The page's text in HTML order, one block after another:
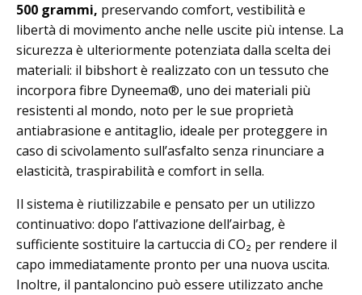
500 grammi, preservando comfort, vestibilità e
libertà di movimento anche nelle uscite più intense. La
sicurezza è ulteriormente potenziata dalla scelta dei
materiali: il bibshort è realizzato con un tessuto che
incorpora fibre Dyneema®, uno dei materiali più
resistenti al mondo, noto per le sue proprietà
antiabrasione e antitaglio, ideale per proteggere in
caso di scivolamento sull’asfalto senza rinunciare a
elasticità, traspirabilità e comfort in sella.
Il sistema è riutilizzabile e pensato per un utilizzo
continuativo: dopo l’attivazione dell’airbag, è
sufficiente sostituire la cartuccia di CO₂ per rendere il
capo immediatamente pronto per una nuova uscita.
Inoltre, il pantaloncino può essere utilizzato anche